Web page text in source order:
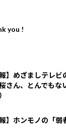
you !
報】めざましテレ
さん、とんでも
報】ホンモノの「